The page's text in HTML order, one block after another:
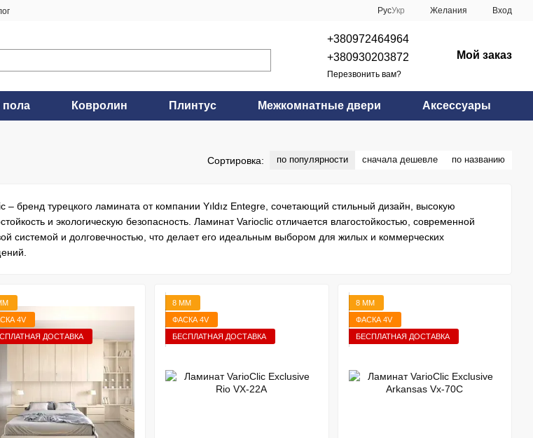
РусУкр Желания Вход
+380972464964
+380930203872
Перезвонить вам?
Мой заказ
пола Ковролин Плинтус Межкомнатные двери Аксессуары
Сортировка: по популярности сначала дешевле по названию
– бренд турецкого ламината от компании Yıldız Entegre, сочетающий стильный дизайн, высокую
и экологическую безопасность. Ламинат Varioclic отличается влагостойкостью, современной
системой и долговечностью, что делает его идеальным выбором для жилых и коммерческих
4V
ДОСТАВКА
8 ММ
ФАСКА 4V
БЕСПЛАТНАЯ ДОСТАВКА
8 ММ
ФАСКА 4V
БЕСПЛАТНАЯ ДОСТАВКА